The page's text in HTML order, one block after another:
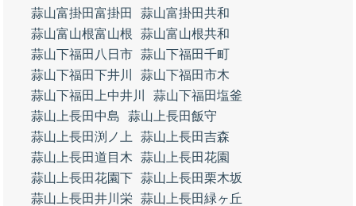
蒜山富掛田富掛田
蒜山富掛田共和
蒜山富山根富山根
蒜山富山根共和
蒜山下福田八日市 蒜山下福田千町
蒜山下福田下井川
蒜山下福田市木
蒜山下福田上中井川
蒜山下福田塩釜
蒜山上長田中島
蒜山上長田飯守
蒜山上長田渕ノ上
蒜山上長田吉森
蒜山上長田道目木
蒜山上長田花園
蒜山上長田花園下 蒜山上長田栗木坂
蒜山上長田井川栄 蒜山上長田緑ヶ丘